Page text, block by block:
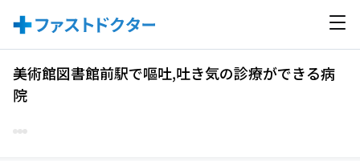
美術館図書館前駅で嘔吐,吐き気の診療ができる病
院